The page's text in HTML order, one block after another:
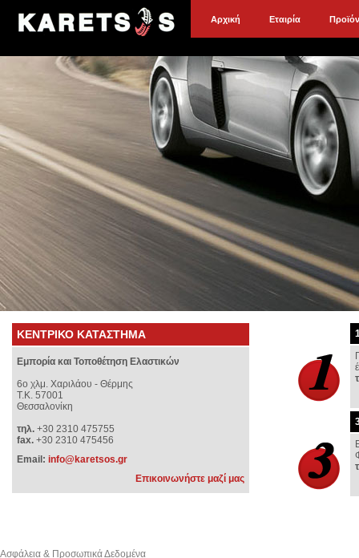
Αρχική Εταιρία
ΚΕΝΤΡΙΚΟ ΚΑΤΑΣΤΗΜΑ
Εμπορία και Τοποθέτηση Ελαστικών
6o χλμ. Χαριλάου - Θέρμης
Τ.Κ. 57001
Θεσσαλονίκη
τηλ. +30 2310 475755
fax. +30 2310 475456
Email: info@karetsos.gr
Επικοινωνήστε μαζί μας
Ασφάλεια & Προσωπικά Δεδομένα